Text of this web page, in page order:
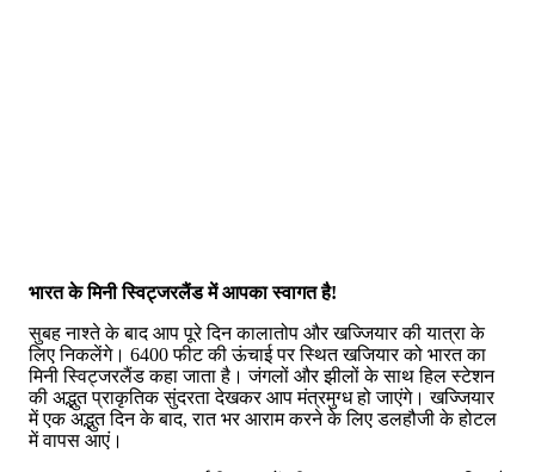
भारत के मिनी स्विट्जरलैंड में आपका स्वागत है!
सुबह नाश्ते के बाद आप पूरे दिन कालातोप और खज्जियार की यात्रा के
लिए निकलेंगे। 6400 फीट की ऊंचाई पर स्थित खजियार को भारत का
मिनी स्विट्जरलैंड कहा जाता है। जंगलों और झीलों के साथ हिल स्टेशन
की अद्भुत प्राकृतिक सुंदरता देखकर आप मंत्रमुग्ध हो जाएंगे। खज्जियार
में एक अद्भुत दिन के बाद, रात भर आराम करने के लिए डलहौजी के होटल
में वापस आएं।